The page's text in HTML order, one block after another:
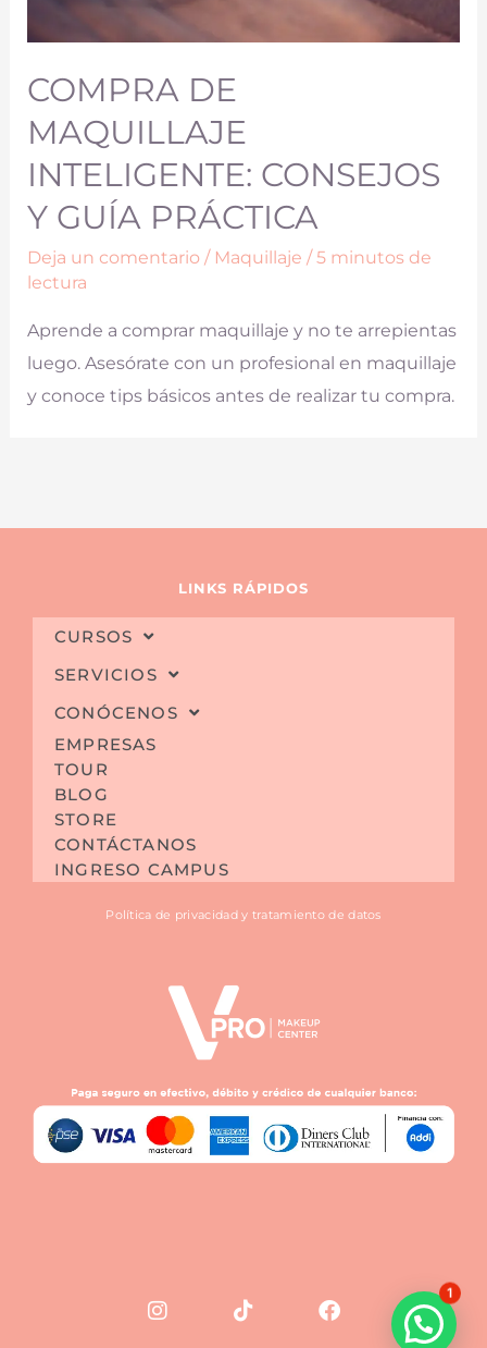
COMPRA DE
MAQUILLAJE
INTELIGENTE: CONSEJOS
Y GUÍA PRÁCTICA
Deja un comentario / Maquillaje /5 minutos de
lectura
Aprende a comprar maquillaje y no te arrepientas
luego. Asesórate con un profesional en maquillaje
y conoce tips básicos antes de realizar tu compra.
LINKS RÁPIDOS
CURSOS
SERVICIOS
CONÓCENOS
EMPRESAS
TOUR
BLOG
STORE
CONTÁCTANOS
INGRESO CAMPUS
Política de privacidad y tratamiento de datos
1